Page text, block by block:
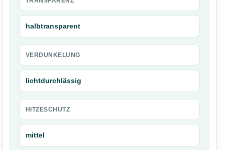
halbtransparent
VERDUNKELUNG
lichtdurchlässig
HITZESCHUTZ
mittel